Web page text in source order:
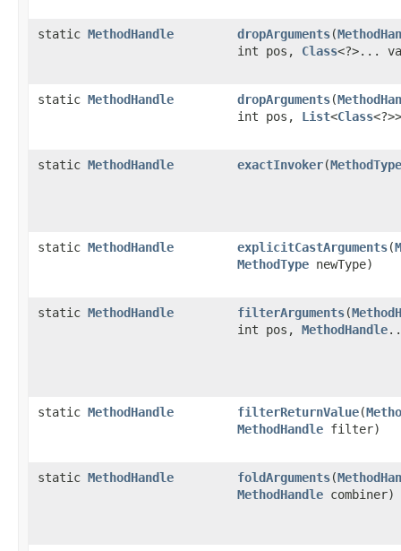
static MethodHandle dropArguments(
int pos, Class<?>...
static MethodHandle dropArguments(
int pos, List<Class
static MethodHandle exactInvoker(MethodType
static MethodHandle explicitCastArguments(
MethodType newType)
static MethodHandle filterArguments(
int pos, MethodHandle
static MethodHandle filterReturnValue(
MethodHandle filter)
static MethodHandle foldArguments(
MethodHandle combiner)